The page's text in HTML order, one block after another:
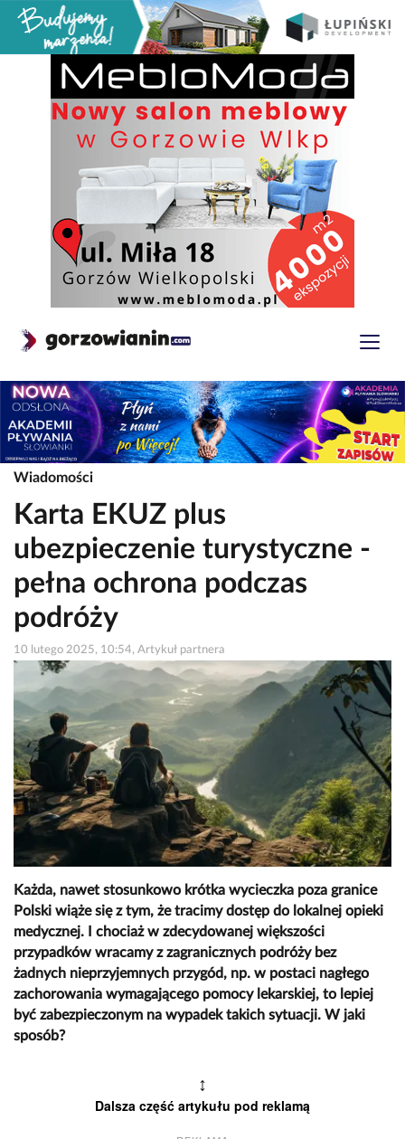
Wiadomości
Karta EKUZ plus
ubezpieczenie turystyczne -
pełna ochrona podczas
podróży
10 lutego 2025, 10:54, Artykuł partnera
Każda, nawet stosunkowo krótka wycieczka poza granice
Polski wiąże się z tym, że tracimy dostęp do lokalnej opieki
medycznej. I chociaż w zdecydowanej większości
przypadków wracamy z zagranicznych podróży bez
żadnych nieprzyjemnych przygód, np. w postaci nagłego
zachorowania wymagającego pomocy lekarskiej, to lepiej
być zabezpieczonym na wypadek takich sytuacji. W jaki
sposób?
↕
Dalsza część artykułu pod reklamą